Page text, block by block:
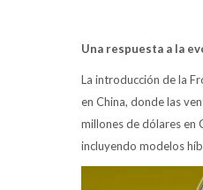
Una respuesta a la
La introducción de la
en China, donde las
millones de dólares en
incluyendo modelos